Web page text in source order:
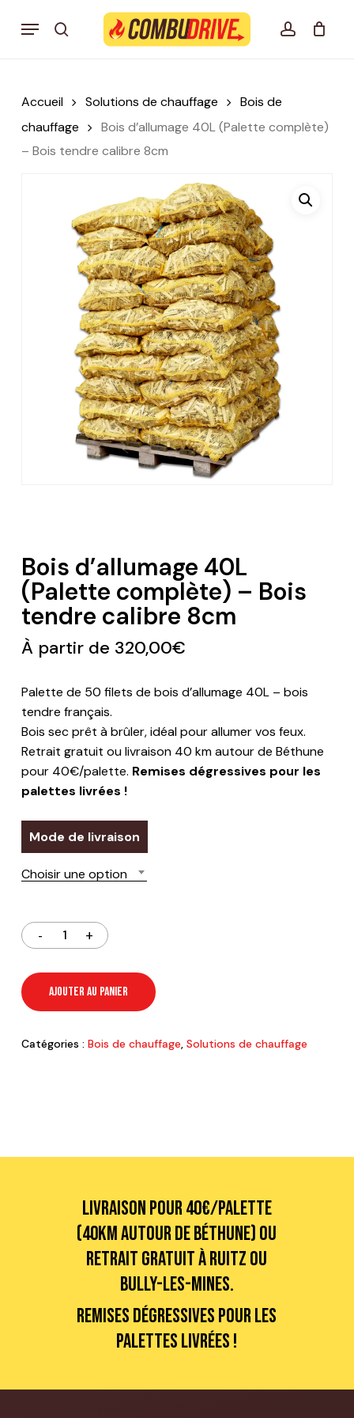
search account
Menu
Mon panier Combudrive CLOSE
Accueil Solutions de chauffage
Bois de
chauffage
Bois d’allumage 40L (Palette complète)
– Bois tendre calibre 8cm
Bois d’allumage 40L
(Palette complète) – Bois
tendre calibre 8cm
À partir de 320,00€
Palette de 50 filets de bois d’allumage 40L – bois
tendre français.
Bois sec prêt à brûler, idéal pour allumer vos feux.
Retrait gratuit ou livraison 40 km autour de Béthune
pour 40€/palette. Remises dégressives pour les
palettes livrées !
Mode de livraison
Choisir une option
AJOUTER AU PANIER
Catégories : Bois de chauffage, Solutions de chauffage
Livraison pour 40€/palette
(40km autour de Béthune) ou
retrait gratuit à Ruitz ou
Bully-les-Mines.
Remises dégressives pour les
palettes livrées !